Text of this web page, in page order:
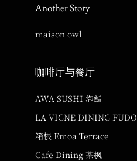
Another Story
maison owl
咖啡厅与餐厅
AWA SUSHI 泡鮨
LA VIGNE DINING FUDO
箱根 Emoa Terrace
Cafe Dining 茶枫